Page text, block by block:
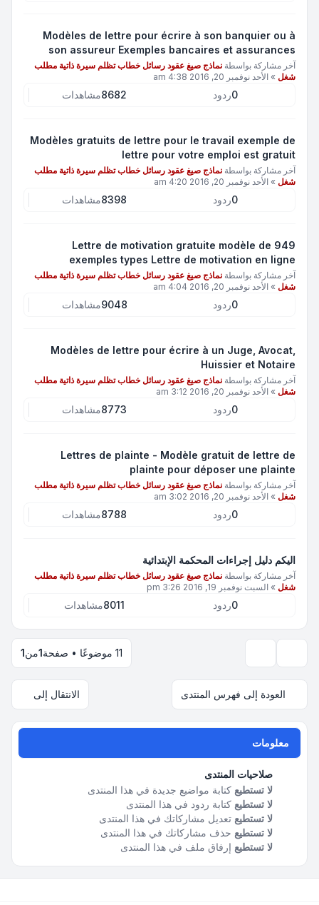
Modèles de lettre pour écrire à son banquier ou à
son assureur Exemples bancaires et assurances
آخر مشاركة بواسطة نماذج صيغ عقود رسائل خطاب تظلم سيرة ذاتية مطلب
شغل » الأحد نوفمبر 20, 2016 4:38 am
0ردود 8682مشاهدات
Modèles gratuits de lettre pour le travail exemple de
lettre pour votre emploi est gratuit
آخر مشاركة بواسطة نماذج صيغ عقود رسائل خطاب تظلم سيرة ذاتية مطلب
شغل » الأحد نوفمبر 20, 2016 4:20 am
0ردود 8398مشاهدات
Lettre de motivation gratuite modèle de 949
exemples types Lettre de motivation en ligne
آخر مشاركة بواسطة نماذج صيغ عقود رسائل خطاب تظلم سيرة ذاتية مطلب
شغل » الأحد نوفمبر 20, 2016 4:04 am
0ردود 9048مشاهدات
Modèles de lettre pour écrire à un Juge, Avocat,
Huissier et Notaire
آخر مشاركة بواسطة نماذج صيغ عقود رسائل خطاب تظلم سيرة ذاتية مطلب
شغل » الأحد نوفمبر 20, 2016 3:12 am
0ردود 8773مشاهدات
Lettres de plainte - Modèle gratuit de lettre de
plainte pour déposer une plainte
آخر مشاركة بواسطة نماذج صيغ عقود رسائل خطاب تظلم سيرة ذاتية مطلب
شغل » الأحد نوفمبر 20, 2016 3:02 am
0ردود 8788مشاهدات
اليكم دليل إجراءات المحكمة الإبتدائية
آخر مشاركة بواسطة نماذج صيغ عقود رسائل خطاب تظلم سيرة ذاتية مطلب
شغل » السبت نوفمبر 19, 2016 3:26 pm
0ردود 8011مشاهدات
11 موضوعًا • صفحة 1من1
العودة إلى فهرس المنتدى الانتقال إلى
معلومات
صلاحيات المنتدى
لا تستطيع كتابة مواضيع جديدة في هذا المنتدى
لا تستطيع كتابة ردود في هذا المنتدى
لا تستطيع تعديل مشاركاتك في هذا المنتدى
لا تستطيع حذف مشاركاتك في هذا المنتدى
لا تستطيع إرفاق ملف في هذا المنتدى